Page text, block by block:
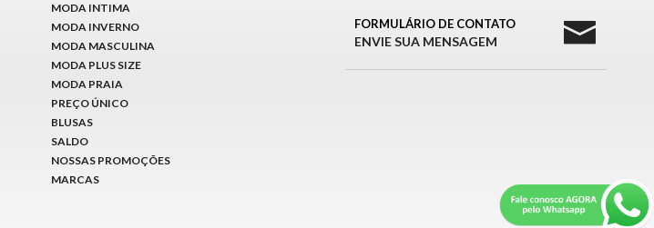
MODA INTIMA
MODA INVERNO
MODA MASCULINA
MODA PLUS SIZE
MODA PRAIA
PREÇO ÚNICO
BLUSAS
SALDO
NOSSAS PROMOÇÕES
MARCAS
FORMULÁRIO DE CONTATO
ENVIE SUA MENSAGEM